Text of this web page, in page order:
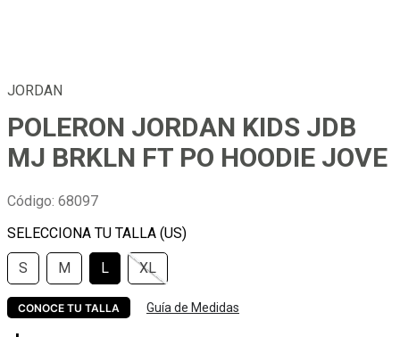
JORDAN
POLERON JORDAN KIDS JDB
MJ BRKLN FT PO HOODIE JOVE
Código: 68097
S M L XL
CONOCE TU TALLA Guía de Medidas